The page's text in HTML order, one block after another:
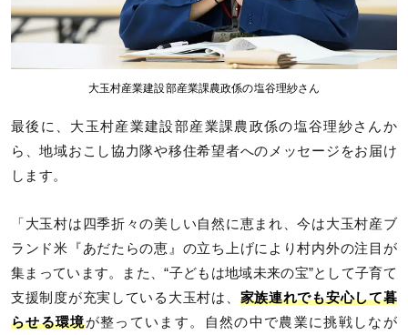
大玉村産業建設部産業課農政係の塩谷理紗さん
最後に、大玉村産業建設部産業課農政係の塩谷理紗さんか
ら、地域おこし協力隊や移住希望者へのメッセージをお届け
します。
「大玉村は四季折々の美しい自然に恵まれ、今は大玉村産ブ
ランド米『あだたらの恵』の立ち上げにより村内外の注目が
集まっています。また、“子どもは地域未来の宝”として子育て
支援制度が充実している大玉村は、 家族連れでも安心して暮
らせる環境が整っています。自然の中で農業に挑戦しなが